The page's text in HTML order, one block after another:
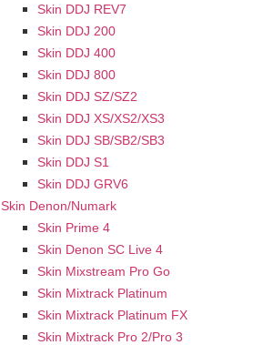
Skin DDJ REV7
Skin DDJ 200
Skin DDJ 400
Skin DDJ 800
Skin DDJ SZ/SZ2
Skin DDJ XS/XS2/XS3
Skin DDJ SB/SB2/SB3
Skin DDJ S1
Skin DDJ GRV6
Skin Denon/Numark
Skin Prime 4
Skin Denon SC Live 4
Skin Mixstream Pro Go
Skin Mixtrack Platinum
Skin Mixtrack Platinum FX
Skin Mixtrack Pro 2/Pro 3